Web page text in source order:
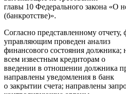
главы 10 Федерального закона «О
(банкротстве)».
Согласно представленному
управляющим проведен анализ
финансового состояния должника;
всем известным кредиторам о
введении в отношении должника
направлены уведомления в банк
о закрытии счета; направлены